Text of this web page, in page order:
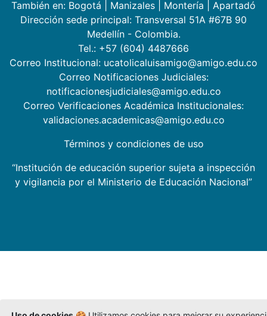
También en: Bogotá Manizales Montería
Apartadó
Dirección sede principal: Transversal 51A #67B 90
Medellín - Colombia.
Tel.: +57 (604) 4487666
Correo Institucional: ucatolicaluisamigo@amigo.edu.co
Correo Notificaciones Judiciales:
notificacionesjudiciales@amigo.edu.co
Correo Verificaciones Académica Institucionales:
validaciones.academicas@amigo.edu.co
Términos y condiciones de uso
“Institución de educación superior sujeta a inspección
y vigilancia por el Ministerio de Educación Nacional”